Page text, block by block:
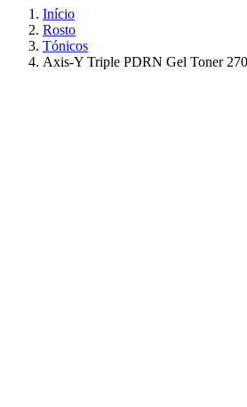
Início
Rosto
Tónicos
Axis-Y Triple PDRN Gel Toner